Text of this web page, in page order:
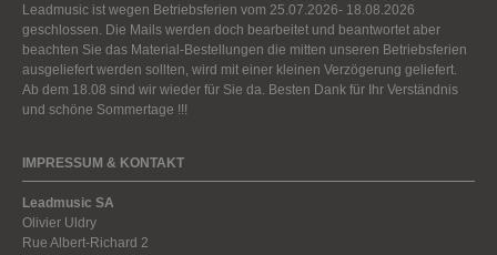
Leadmusic ist wegen Betriebsferien vom 25.07.2026- 18.08.2026
geschlossen. Die Mails werden doch bearbeitet und beantwortet aber
beachten Sie das Material-Bestellungen die mitten unseren Betriebsferien
ausgeliefert werden sollten, wird mit einer kleinen Verzögerung geliefert.
Ab dem 18.08 sind wir wieder für Sie da. Besten Dank für Ihr Verständnis
und schöne Sommertage !!!
IMPRESSUM & KONTAKT
Leadmusic SA
Olivier Uldry
Rue Albert-Richard 2